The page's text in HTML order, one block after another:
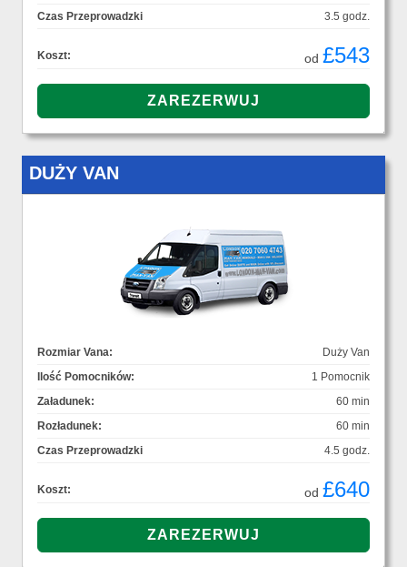
Czas Przeprowadzki
3.5 godz.
Koszt: od £543
DUŻY VAN
Rozmiar Vana:
Duży Van
Ilość Pomocników:
1 Pomocnik
Załadunek:
60 min
Rozładunek:
60 min
Czas Przeprowadzki
4.5 godz.
Koszt: od £640